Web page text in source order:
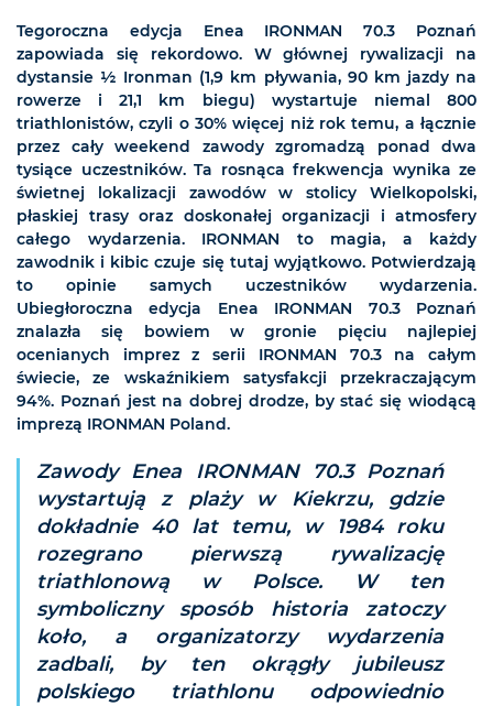
Tegoroczna edycja Enea IRONMAN 70.3 Poznań
zapowiada się rekordowo. W głównej rywalizacji na
dystansie ½ Ironman (1,9 km pływania, 90 km jazdy na
rowerze i 21,1 km biegu) wystartuje niemal 800
triathlonistów, czyli o 30% więcej niż rok temu, a łącznie
przez cały weekend zawody zgromadzą ponad dwa
tysiące uczestników. Ta rosnąca frekwencja wynika ze
świetnej lokalizacji zawodów w stolicy Wielkopolski,
płaskiej trasy oraz doskonałej organizacji i atmosfery
całego wydarzenia. IRONMAN to magia, a każdy
zawodnik i kibic czuje się tutaj wyjątkowo. Potwierdzają
to opinie samych uczestników wydarzenia.
Ubiegłoroczna edycja Enea IRONMAN 70.3 Poznań
znalazła się bowiem w gronie pięciu najlepiej
ocenianych imprez z serii IRONMAN 70.3 na całym
świecie, ze wskaźnikiem satysfakcji przekraczającym
94%. Poznań jest na dobrej drodze, by stać się wiodącą
imprezą IRONMAN Poland.
Zawody Enea IRONMAN 70.3 Poznań
wystartują z plaży w Kiekrzu, gdzie
dokładnie 40 lat temu, w 1984 roku
rozegrano pierwszą rywalizację
triathlonową w Polsce. W ten
symboliczny sposób historia zatoczy
koło, a organizatorzy wydarzenia
zadbali, by ten okrągły jubileusz
polskiego triathlonu odpowiednio